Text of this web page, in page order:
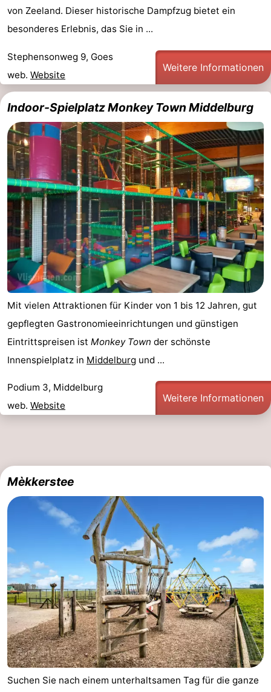
von Zeeland. Dieser historische Dampfzug bietet ein
besonderes Erlebnis, das Sie in ...
Stephensonweg 9, Goes
web. Website
Weitere Informationen
Indoor-Spielplatz Monkey Town Middelburg
Mit vielen Attraktionen für Kinder von 1 bis 12 Jahren, gut
gepflegten Gastronomieeinrichtungen und günstigen
Eintrittspreisen ist Monkey Town der schönste
Innenspielplatz in Middelburg und ...
Podium 3, Middelburg
web. Website
Weitere Informationen
Mèkkerstee
Suchen Sie nach einem unterhaltsamen Tag für die ganze